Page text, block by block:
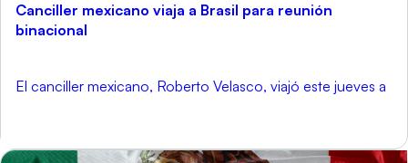
Canciller mexicano viaja a Brasil para reunión
binacional
El canciller mexicano, Roberto Velasco, viajó este jueves a